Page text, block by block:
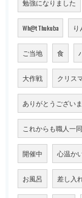
勉強になりました
Wh@t Thukuba り
ご当地 食
大作戦 クリス
ありがとうござい
これからも職人一
開催中 心温か
お風呂 差し入